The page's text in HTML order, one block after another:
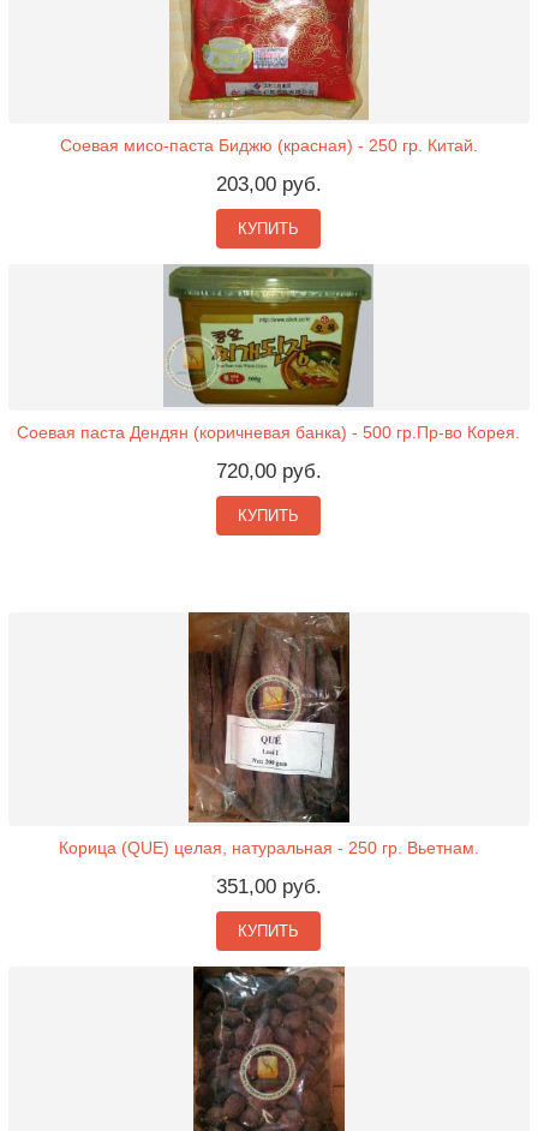
Соевая мисо-паста Биджю (красная) - 250 гр. Китай.
203,00 руб.
КУПИТЬ
Соевая паста Дендян (коричневая банка) - 500 гр.Пр-во Корея.
720,00 руб.
КУПИТЬ
Корица (QUE) целая, натуральная - 250 гр. Вьетнам.
351,00 руб.
КУПИТЬ